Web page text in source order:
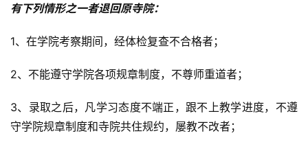
有下列情形之一者退回原寺院：
1、在学院考察期间，经体检复查不合格者；
2、不能遵守学院各项规章制度，不尊师重道者；
3、录取之后，凡学习态度不端正，跟不上教学进度，不遵
守学院规章制度和寺院共住规约，屡教不改者；